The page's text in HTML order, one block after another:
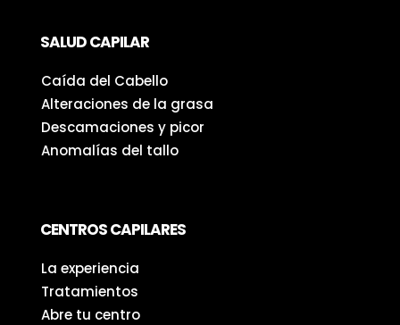
SALUD CAPILAR
Caída del Cabello
Alteraciones de la grasa
Descamaciones y picor
Anomalías del tallo
CENTROS CAPILARES
La experiencia
Tratamientos
Abre tu centro